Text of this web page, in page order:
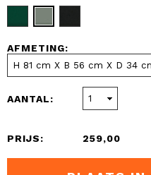
AFMETING:
AANTAL:
PRIJS: 259,00